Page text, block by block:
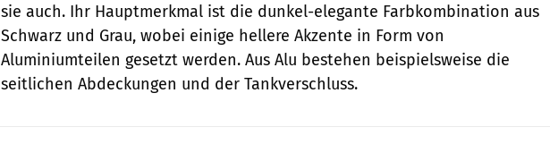
sie auch. Ihr Hauptmerkmal ist die dunkel-elegante Farbkombination aus
Schwarz und Grau, wobei einige hellere Akzente in Form von
Aluminiumteilen gesetzt werden. Aus Alu bestehen beispielsweise die
seitlichen Abdeckungen und der Tankverschluss.